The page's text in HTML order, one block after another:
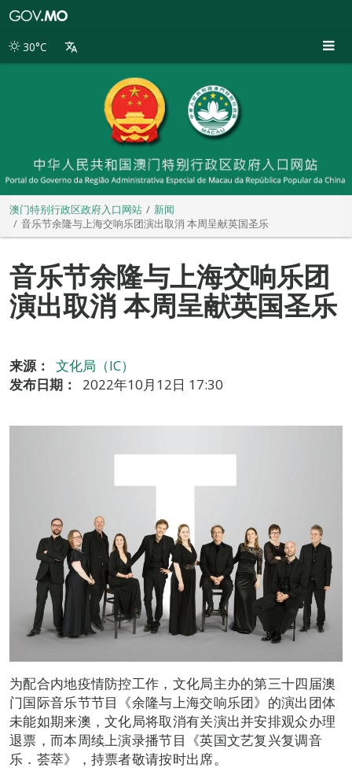
别
30°C
澳门特别行政区政府入口网站
新闻
音乐节余隆与上海交响乐团演出取消 本周呈献英国圣乐
音乐节余隆与上海交响乐团
演出取消 本周呈献英国圣乐
来源：
文化局（IC）
发布日期：
2022年10月12日 17:30
为配合内地疫情防控工作，文化局主办的第三十四届澳
门国际音乐节节目《余隆与上海交响乐团》的演出团体
未能如期来澳，文化局将取消有关演出并安排观众办理
退票，而本周续上演录播节目《英国文艺复兴复调音
乐．荟萃》，持票者敬请按时出席。